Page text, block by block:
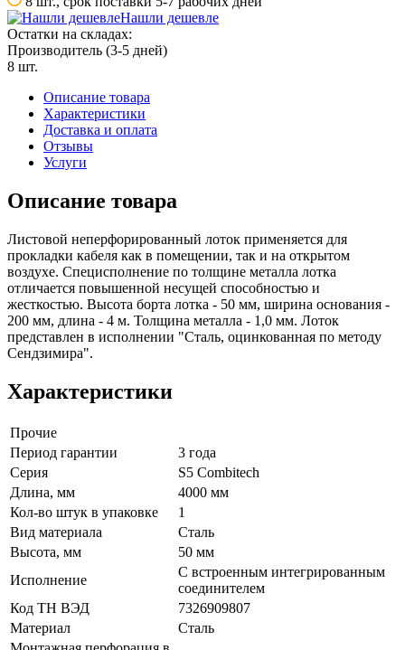
Нашли дешевле
Остатки на складах:
Производитель (3-5 дней)
8 шт.
Описание товара
Характеристики
Доставка и оплата
Отзывы
Услуги
Описание товара
Листовой неперфорированный лоток применяется для
прокладки кабеля как в помещении, так и на открытом
воздухе. Специсполнение по толщине металла лотка
отличается повышенной несущей способностью и
жесткостью. Высота борта лотка - 50 мм, ширина основания -
200 мм, длина - 4 м. Толщина металла - 1,0 мм. Лоток
представлен в исполнении "Сталь, оцинкованная по методу
Сендзимира".
Характеристики
Прочие
Период гарантии
3 года
Серия
S5 Combitech
Длина, мм
4000 мм
Кол-во штук в упаковке
1
Вид материала
Сталь
Высота, мм
50 мм
Исполнение
С встроенным интегрированным
соединителем
Код ТН ВЭД
7326909807
Материал
Сталь